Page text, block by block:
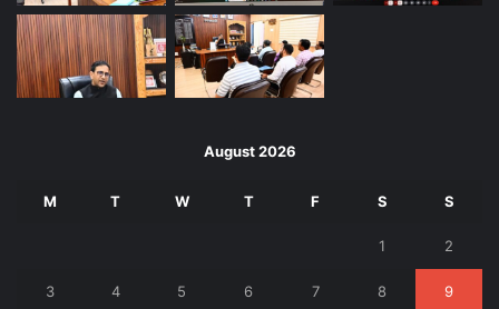
August 2026
M T W T F S S
1 2
3 4 5 6 7 8 9